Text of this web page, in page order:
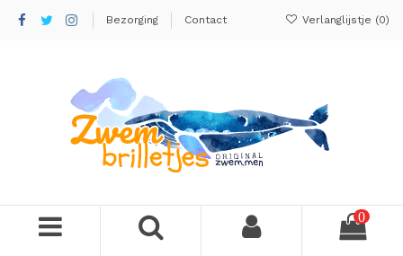
Bezorging Contact Verlanglijstje (0)
0